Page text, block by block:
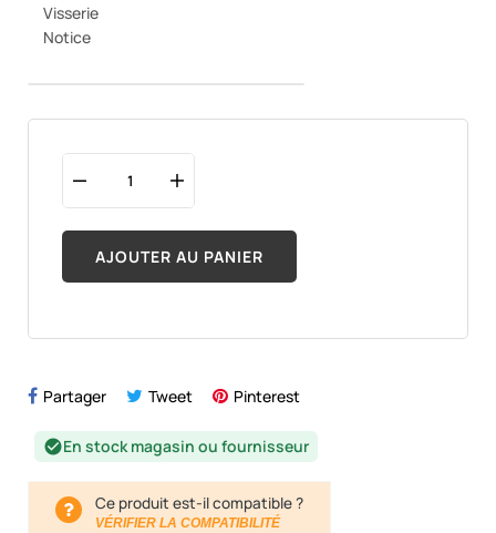
Visserie
Notice
AJOUTER AU PANIER
Partager Tweet Pinterest
check_circleEn stock magasin ou fournisseur
Ce produit est-il compatible ?
VÉRIFIER LA COMPATIBILITÉ